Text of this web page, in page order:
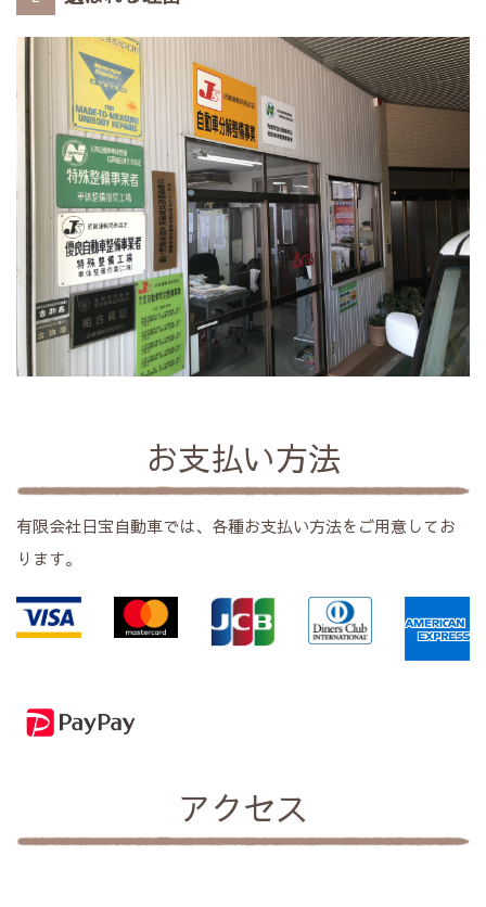
お支払い方法
有限会社日宝自動車では、各種お支払い方法をご用意してお
ります。
アクセス